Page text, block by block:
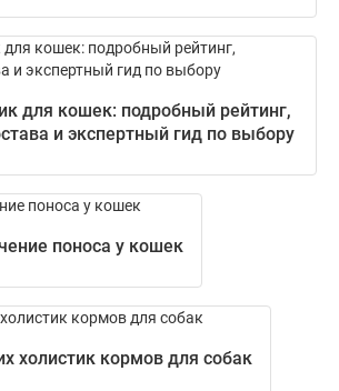
для кошек: подробный рейтинг,
и экспертный гид по выбору
поноса у кошек
холистик кормов для собак